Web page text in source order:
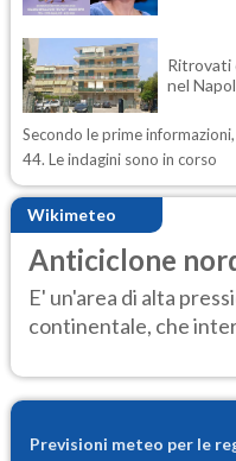
Ritrovati
nel
Secondo le prime
44. Le indagini sono in corso
Wikimeteo
Anticiclone
E' un'area di alta
continentale, che
Previsioni meteo per le